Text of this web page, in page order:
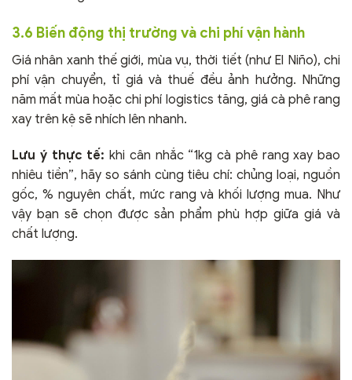
3.6 Biến động thị trường và chi phí vận hành
Giá nhân xanh thế giới, mùa vụ, thời tiết (như El Niño), chi
phí vận chuyển, tỉ giá và thuế đều ảnh hưởng. Những
năm mất mùa hoặc chi phí logistics tăng, giá cà phê rang
xay trên kệ sẽ nhích lên nhanh.
Lưu ý thực tế: khi cân nhắc “1kg cà phê rang xay bao
nhiêu tiền”, hãy so sánh cùng tiêu chí: chủng loại, nguồn
gốc, % nguyên chất, mức rang và khối lượng mua. Như
vậy bạn sẽ chọn được sản phẩm phù hợp giữa giá và
chất lượng.